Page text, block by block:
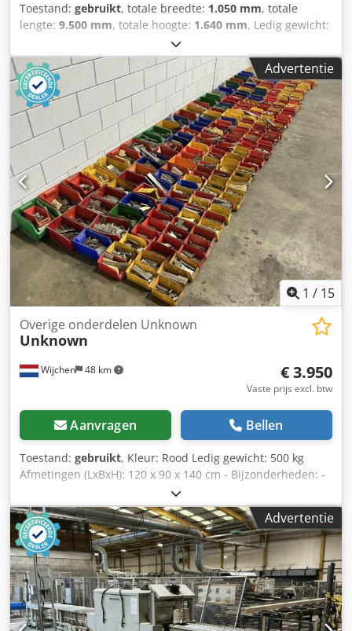
Toestand: gebruikt, totale breedte: 1.050 mm, totale
lengte: 9.500 mm, totale hoogte: 1.640 mm, Ledig gewicht:
150 kg - Documentatie aanwezig: Nee - CE certificaat
aanwezig: Nee - Vermogen hoofdmotor [kW]: 2.2 -
Aansluitdiameter [mm]: 400 - Uitvoerdiameter [mm]: 350 -
Vermogen [kW]: 22.0 - Transportafmetingen: 9500mm x
1050mm x 1640mm (l x b x h) - Transportgewicht [kg]:
150kg Dcjdpfsxzz T Esx Ahcsk - Transportcolli [st.]: 1
Financiële informatie BTW: De getoonde prijs is exclusief
BTW BTW/marge: BTW verrekenbaar voor ondernemers
Levering en inruil altijd mogelijk van alles in de industriële
sectoren Yorick Diebels
Advertentie
1 / 15
Wijchen 48 km
Overige onderdelen Unknown
Unknown
€ 3.950
Vaste prijs excl. btw
Aanvragen Bellen
Toestand: gebruikt, Kleur: Rood Ledig gewicht: 500 kg
Afmetingen (LxBxH): 120 x 90 x 140 cm - Bijzonderheden: -
└ Omschrijving: diverse schaafmessen Dcedpfxozrnwfj
Ahcek - Documentatie aanwezig: Nee - CE certificaat
aanwezig: Nee - Transportafmetingen: 1200mm x 900mm x
1400mm (l x b x h) - Transportgewicht [kg]: 500kg -
Transportcolli [st.]: 1 Financiële informatie BTW: De
getoonde prijs is exclusief BTW BTW/marge: BTW
verrekenbaar voor ondernemers Levering en inruil altijd
mogelijk van alles in de industriële sectoren Yorick Diebels
Advertentie